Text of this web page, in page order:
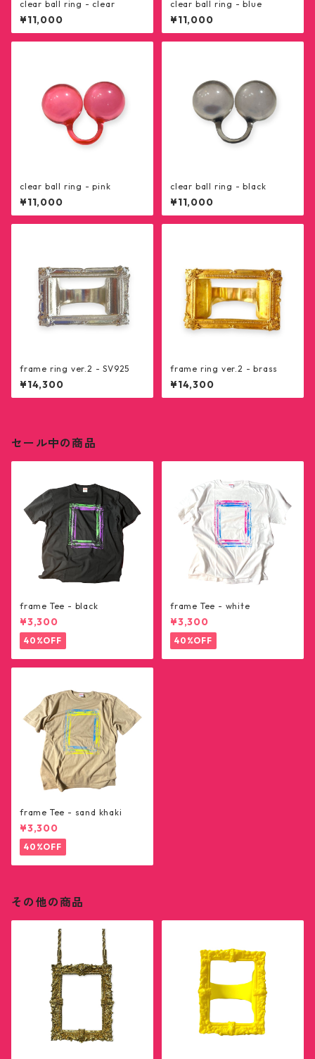
clear ball ring - clear
¥11,000
clear ball ring - blue
¥11,000
clear ball ring - pink
¥11,000
clear ball ring - black
¥11,000
frame ring ver.2 - SV925
¥14,300
frame ring ver.2 - brass
¥14,300
セール中の商品
frame Tee - black
¥3,300
40%OFF
frame Tee - white
¥3,300
40%OFF
frame Tee - sand khaki
¥3,300
40%OFF
その他の商品